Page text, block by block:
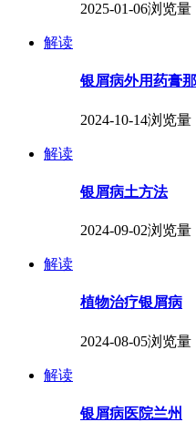
2025-01-06浏览量
解读
银屑病外用药膏
2024-10-14浏览量
解读
银屑病土方法
2024-09-02浏览量
解读
植物治疗银屑病
2024-08-05浏览量
解读
银屑病医院兰州